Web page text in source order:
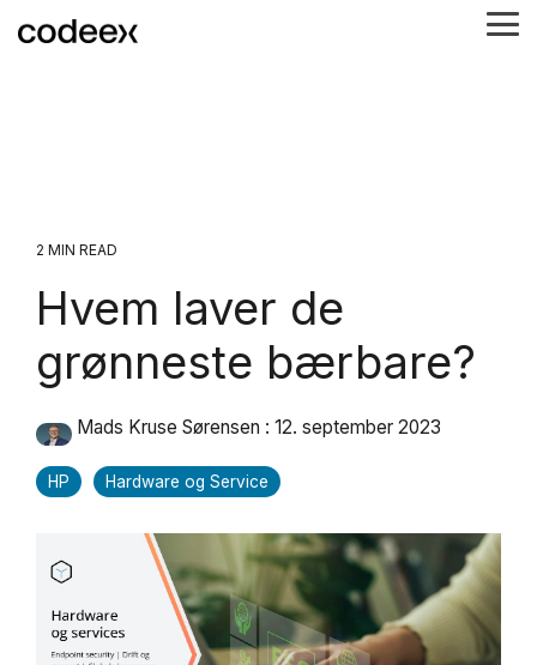
to
2 MIN READ
Hvem laver de
grønneste bærbare?
Mads Kruse Sørensen : 12. september 2023
HP Hardware og Service